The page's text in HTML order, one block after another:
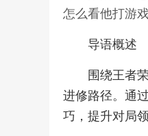
怎么看他打游戏
导语概述
围绕王者
进修路径。通
巧，提升对局